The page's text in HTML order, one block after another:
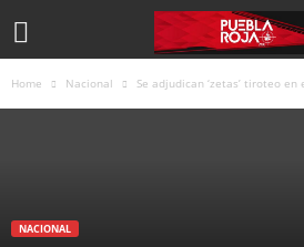
Home Nacional Se adjudican ‘zetas’ tiroteo en
NACIONAL